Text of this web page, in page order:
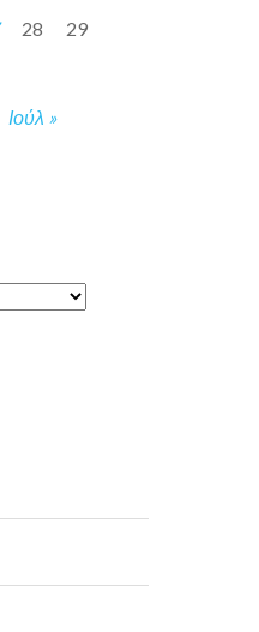
Ιούλ »
28
29